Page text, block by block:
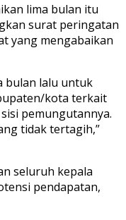
lima bulan itu
surat peringatan
yang mengabaikan
bulan lalu untuk
kota terkait
pemungutannya.
tidak tertagih,”
seluruh kepala
pendapatan,